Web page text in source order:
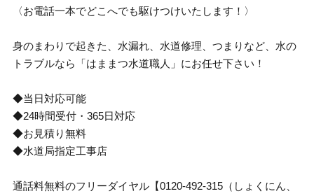
〈お電話一本でどこへでも駆けつけいたします！〉
身のまわりで起きた、水漏れ、水道修理、つまりなど、水の
トラブルなら「はままつ水道職人」にお任せ下さい！
◆当日対応可能
◆24時間受付・365日対応
◆お見積り無料
◆水道局指定工事店
通話料無料のフリーダイヤル【0120-492-315（しょくにん、